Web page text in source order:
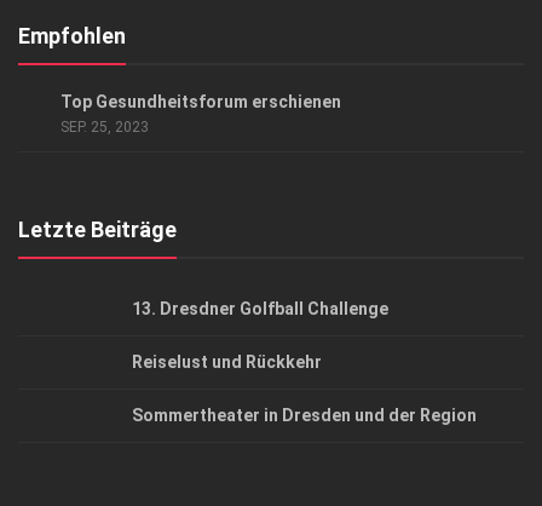
Kontakt, Impressum
Empfohlen
Top Gesundheitsforum erschienen
SEP. 25, 2023
Letzte Beiträge
13. Dresdner Golfball Challenge
Reiselust und Rückkehr
Sommertheater in Dresden und der Region